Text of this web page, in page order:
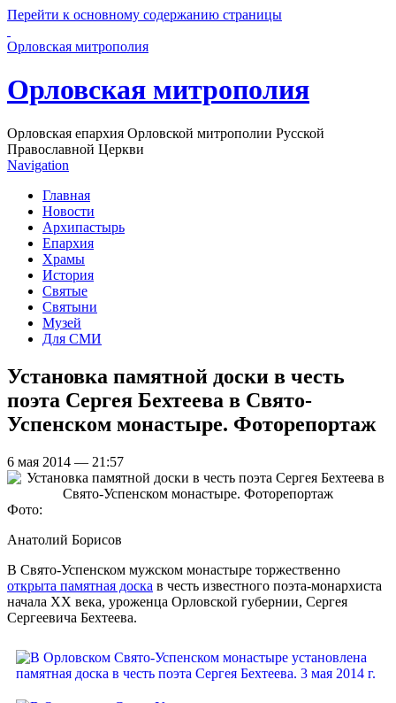
Перейти к основному содержанию страницы
Орловская митрополия
Орловская митрополия
Орловская епархия Орловской митрополии Русской
Православной Церкви
Navigation
Главная
Новости
Архипастырь
Епархия
Храмы
История
Святые
Святыни
Музей
Для СМИ
Установка памятной доски в честь
поэта Сергея Бехтеева в Свято-
Успенском монастыре. Фоторепортаж
6 мая 2014 — 21:57
Фото:
Анатолий Борисов
В Свято-Успенском мужском монастыре торжественно
открыта памятная доска в честь известного поэта-монархиста
начала XX века, уроженца Орловской губернии, Сергея
Сергеевича Бехтеева.